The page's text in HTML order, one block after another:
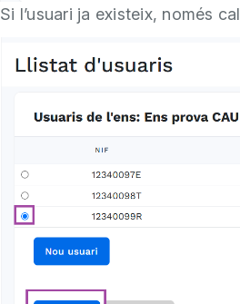
Si l’usuari ja existeix, només